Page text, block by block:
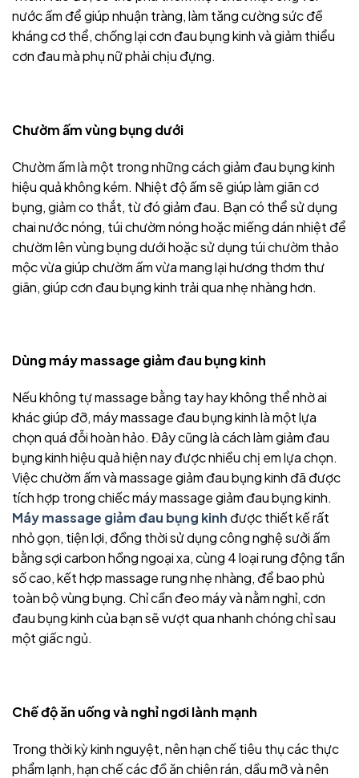
nước ấm để giúp nhuận tràng, làm tăng cường sức đề
kháng cơ thể, chống lại cơn đau bụng kinh và giảm thiểu
cơn đau mà phụ nữ phải chịu đựng.
Chườm ấm vùng bụng dưới
Chườm ấm là một trong những cách giảm đau bụng kinh
hiệu quả không kém. Nhiệt độ ấm sẽ giúp làm giãn cơ
bụng, giảm co thắt, từ đó giảm đau. Bạn có thể sử dụng
chai nước nóng, túi chườm nóng hoặc miếng dán nhiệt để
chườm lên vùng bụng dưới hoặc sử dụng túi chườm thảo
mộc vừa giúp chườm ấm vừa mang lại hương thơm thư
giãn, giúp cơn đau bụng kinh trải qua nhẹ nhàng hơn.
Dùng máy massage giảm đau bụng kinh
Nếu không tự massage bằng tay hay không thể nhờ ai
khác giúp đỡ, máy massage đau bụng kinh là một lựa
chọn quá đỗi hoàn hảo. Đây cũng là cách làm giảm đau
bụng kinh hiệu quả hiện nay được nhiều chị em lựa chọn.
Việc chườm ấm và massage giảm đau bụng kinh đã được
tích hợp trong chiếc máy massage giảm đau bụng kinh.
Máy massage giảm đau bụng kinh được thiết kế rất
nhỏ gọn, tiện lợi, đồng thời sử dụng công nghệ sưởi ấm
bằng sợi carbon hồng ngoại xa, cùng 4 loại rung động tần
số cao, kết hợp massage rung nhẹ nhàng, để bao phủ
toàn bộ vùng bụng. Chỉ cần đeo máy và nằm nghỉ, cơn
đau bụng kinh của bạn sẽ vượt qua nhanh chóng chỉ sau
một giấc ngủ.
Chế độ ăn uống và nghỉ ngơi lành mạnh
Trong thời kỳ kinh nguyệt, nên hạn chế tiêu thụ các thực
phẩm lạnh, hạn chế các đồ ăn chiên rán, dầu mỡ và nên